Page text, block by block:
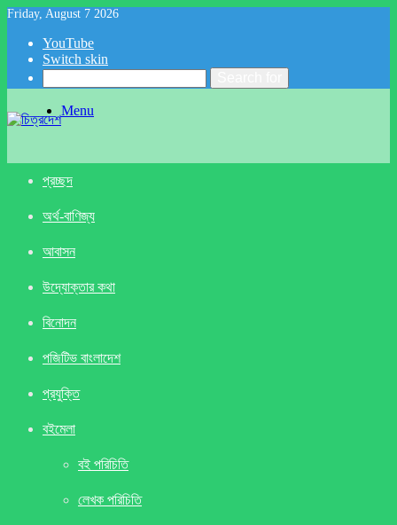
Friday, August 7 2026
YouTube
Switch skin
Menu
প্রচ্ছদ
অর্থ-বাণিজ্য
আবাসন
উদ্যোক্তার কথা
বিনোদন
পজিটিভ বাংলাদেশ
প্রযুক্তি
বইমেলা
বই পরিচিতি
লেখক পরিচিতি